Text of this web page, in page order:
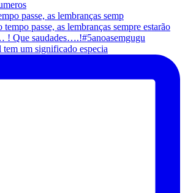
passe, as lembranças semp
tem um significado especia